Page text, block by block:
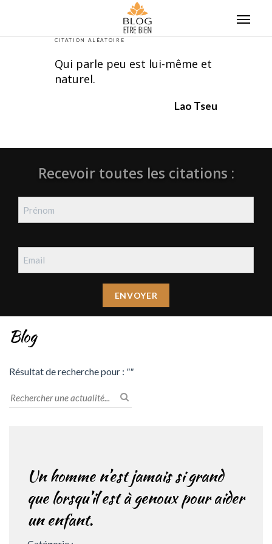
CITATION ALÉATOIRE
Qui parle peu est lui-même et
naturel.
Lao Tseu
Recevoir toutes les citations :
Blog
Résultat de recherche pour : ""
Un homme n’est jamais si grand
que lorsqu’il est à genoux pour aider
un enfant.